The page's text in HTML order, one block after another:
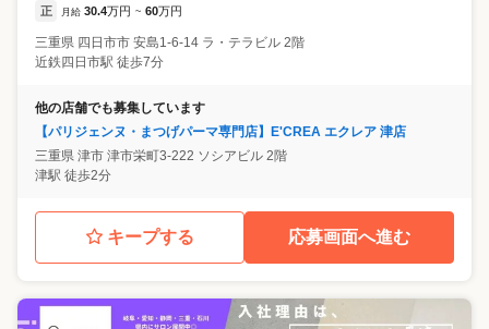
正 月給 30.4万円 ~ 60万円
三重県 四日市市 安島1-6-14 ラ・テラビル 2階
近鉄四日市駅 徒歩7分
他の店舗でも募集しています
【パリジェンヌ・まつげパーマ専門店】E'CREA エクレア 津店
三重県 津市 津市栄町3-222 ソシアビル 2階
津駅 徒歩2分
キープする 応募画面へ進む